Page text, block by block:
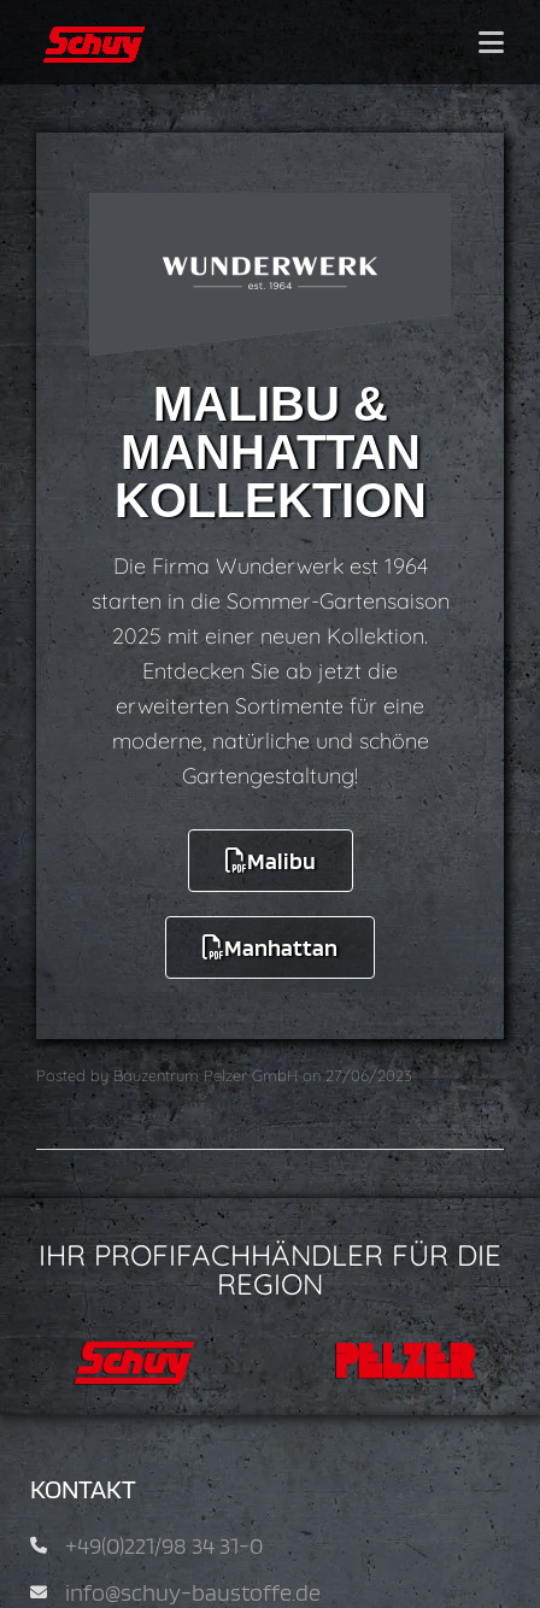
MALIBU &
MANHATTAN
KOLLEKTION
Die Firma Wunderwerk est 1964
starten in die Sommer-Gartensaison
2025 mit einer neuen Kollektion.
Entdecken Sie ab jetzt die
erweiterten Sortimente für eine
moderne, natürliche und schöne
Gartengestaltung!
Malibu
Manhattan
Posted by Bauzentrum Pelzer GmbH on 27/06/2023
IHR PROFIFACHHÄNDLER FÜR DIE
REGION
KONTAKT
+49(0)221/98 34 31-0
info@schuy-baustoffe.de